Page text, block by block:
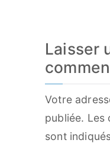
Laisser
Votre
publiée. Les
sont